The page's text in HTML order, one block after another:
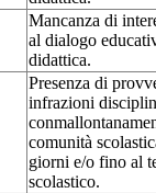
Mancanza di
al dialogo
didattica.
Presenza di
infrazioni
comunità
giorni e/o fino al
scolastico.